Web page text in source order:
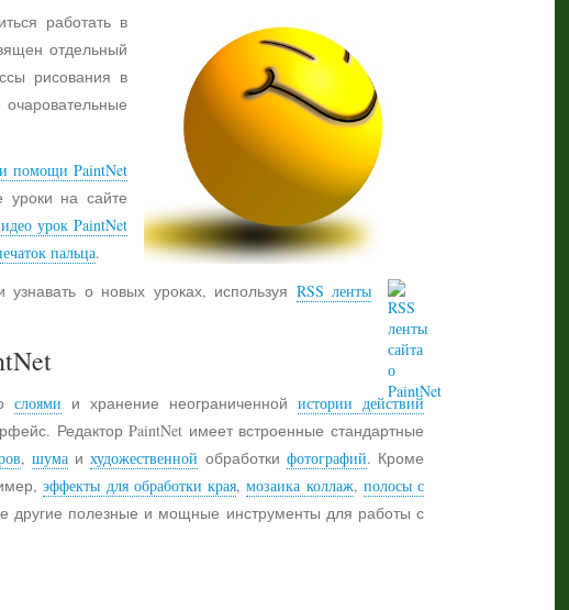
работать в
отдельный
рисования в
помощи PaintNet
уроки на сайте
урок PaintNet
пальца.
о новых уроках, используя RSS ленты
слоями и хранение неограниченной истории действий
Редактор PaintNet имеет встроенные стандартные
, шумаихудожественной обработки фотографий. Кроме
эффекты для обработки края,мозаика коллаж, полосы с
другие полезные и мощные инструменты для работы с